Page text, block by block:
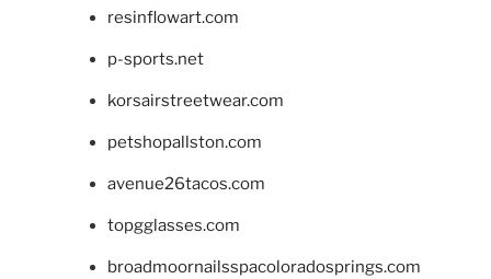
resinflowart.com
p-sports.net
korsairstreetwear.com
petshopallston.com
avenue26tacos.com
topgglasses.com
broadmoornailsspacoloradosprings.com